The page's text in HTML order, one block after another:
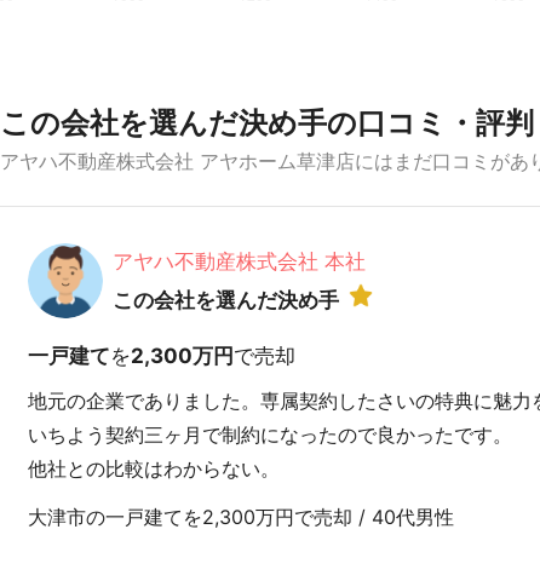
この会社を選んだ決め手の口コミ・評判
アヤハ不動産株式会社 アヤホーム草津店にはまだ口コミがあ
アヤハ不動産株式会社 本社
この会社を選んだ決め手
一戸建てを2,300万円 で売却
地元の企業でありました。専属契約したさいの特典に魅力
いちよう契約三ヶ月で制約になったので良かったです。
他社との比較はわからない。
大津市の一戸建てを2,300万円で売却 / 40代男性